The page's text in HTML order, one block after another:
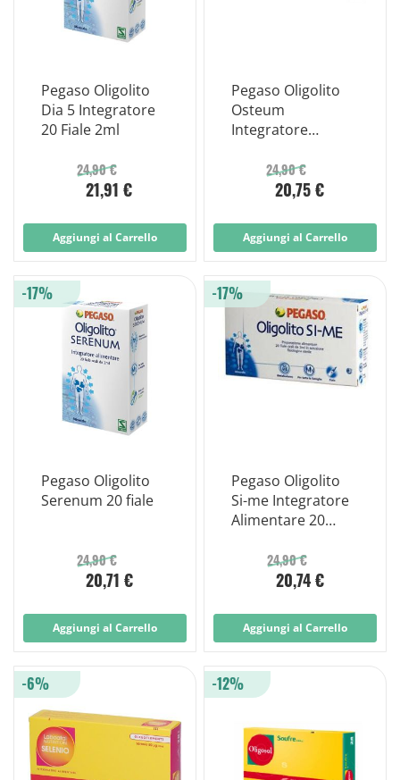
Pegaso Oligolito
Dia 5 Integratore
20 Fiale 2ml
24,90 €
21,91 €
Aggiungi al Carrello
Pegaso Oligolito
Osteum
Integratore
Fiale 2ml
24,90 €
20,75 €
Aggiungi al Carrello
Pegaso Oligolito
Serenum 20 fiale
24,90 €
20,71 €
-17%
Aggiungi al Carrello
Pegaso Oligolito
Si-me Integratore
Alimentare 20
Formula24,90 €
20,74 €
-17%
Aggiungi al Carrello
-6% -12%